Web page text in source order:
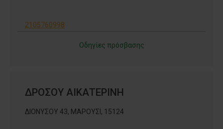
2105760998
Οδηγίες πρόσβασης
ΔΡΟΣΟΥ ΑΙΚΑΤΕΡΙΝΗ
ΔΙΟΝΥΣΟΥ 43, ΜΑΡΟΥΣΙ, 15124